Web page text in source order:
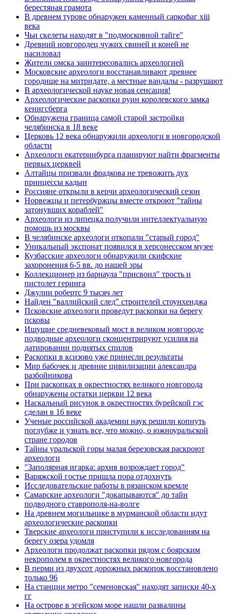
берестяная грамота
В древнем турове обнаружен каменный саркофаг xiii
века
Чьи скелеты находят в "подмосковной тайге"
Древний новгородец чужих свиней и коней не
насиловал
Жители омска заинтересовались археологией
Московские археологи восстанавливают древнее
городище на митридате, а местные вандалы - разрушают
В археологической науке новая сенсация!
Археологические раскопки руин королевского замка
кенигсберга
Обнаружена граница самой старой застройки
челябинска в 18 веке
Церковь 12 века обнаружили археологи в новгородской
области
Археологи екатеринбурга планируют найти фрагменты
первых церквей
Алтайцы призвали фрадкова не тревожить дух
принцессы кадын
Россияне открыли в керчи археологический сезон
Норвежцы и петербуржцы вместе откроют "тайны
затонувших кораблей"
Археологи из липецка получили интеллектуальную
помощь из москвы
В челябинске археологи откопали "старый город"
Уникальный экспонат появился в херсонесском музее
Кузбасские археологи обнаружили скифские
захоронения 6-5 вв. до нашей эры
Коллекционер из барнаула "присвоил" трость и
пистолет геринга
Джулии робертс 9 тысяч лет
Найден "валлийский след" строителей стоунхенджа
Псковские археологи проведут раскопки на берегу
псковы
Ищущие средневековый мост в великом новгороде
подводные археологи сконцентрируют усилия на
датировании поднятых спилов
Раскопки в ксизово уже принесли результаты
Мир бабочек и древние цивилизации александра
разбойникова
При раскопках в окрестностях великого новгорода
обнаружены остатки церкви 12 века
Наскальный рисунок в окрестностях бурейской гэс
сделан в 16 веке
Ученые российской академии наук решили копнуть
поглубже и узнать все, что можно, о южноуральской
стране городов
Тайны уральской горы малая березовская раскроют
археологи
"Заполярная игарка: архив возрождает город"
Варяжской гостье пришла пора отдохнуть
Исследовательские работы в рязанском кремле
Самарские археологи "докапываются" до тайн
подводного ставрополя-на-волге
На древнем могильнике в мурманской области идут
археологические раскопки
Тверские археологи приступили к исследованиям на
берегу озера удомля
Археологи продолжат раскопки рядом с боярским
некрополем в окрестностях великого новгорода
В перми из двухсот дорожных раскопок восстановлено
только 96
На станции метро "семеновская" находят записки 40-х
гг
На острове в эгейском море нашли развалины